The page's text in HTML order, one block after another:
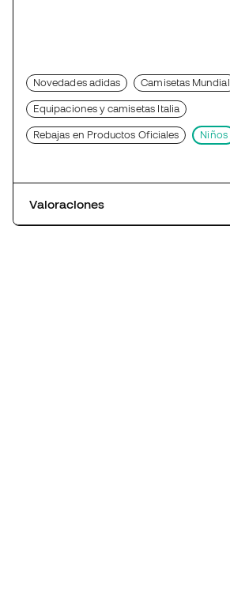
Novedades adidas Camisetas Mundial
Equipaciones y camisetas Italia
Rebajas en Productos Oficiales Niños
Valoraciones